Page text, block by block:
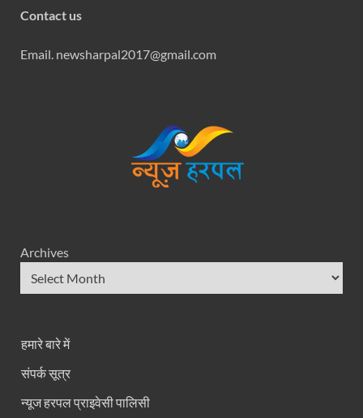
Contact us
Email. newsharpal2017@gmail.com
Archives
हमारे बारे में
संपर्क सूत्र
न्यूज हरपल प्राइवेसी पालिसी